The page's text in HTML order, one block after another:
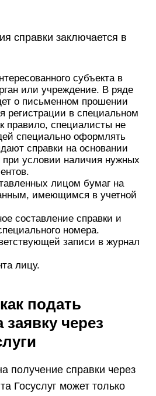
справки заключается в
субъекта в
или учреждение. В ряде
о письменном прошении
регистрации в специальном
правило, специалисты не
специально оформлять
справки на основании
при условии наличия нужных
лицом бумаг на
имеющимся в учетной
составление справки и
номера.
записи в журнал
лицу.
подать
через
получение справки через
Госуслуг может только